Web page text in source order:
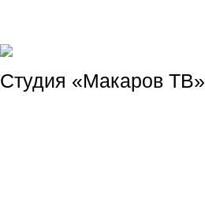
Студия «Макаров